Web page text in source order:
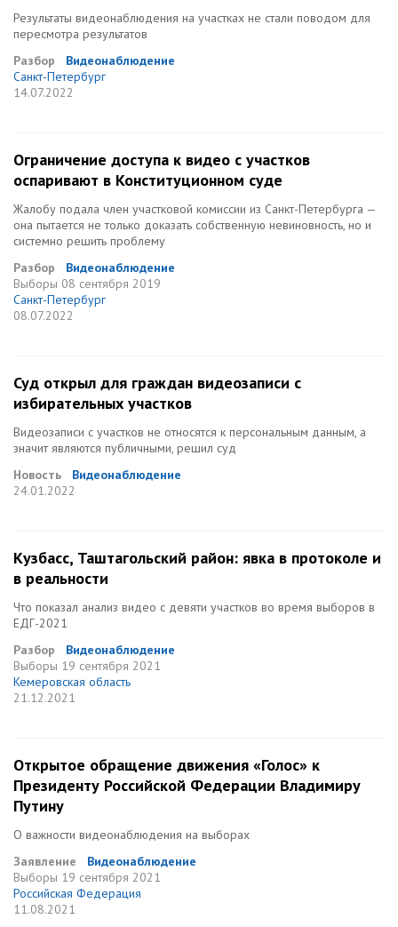
Результаты видеонаблюдения на участках не стали поводом для
пересмотра результатов
Разбор
Видеонаблюдение
Санкт-Петербург
14.07.2022
Ограничение доступа к видео с участков
оспаривают в Конституционном суде
Жалобу подала член участковой комиссии из Санкт-Петербурга —
она пытается не только доказать собственную невиновность, но и
системно решить проблему
Разбор
Видеонаблюдение
Выборы 08 сентября 2019
Санкт-Петербург
08.07.2022
Суд открыл для граждан видеозаписи с
избирательных участков
Видеозаписи с участков не относятся к персональным данным, а
значит являются публичными, решил суд
Новость
Видеонаблюдение
24.01.2022
Кузбасс, Таштагольский район: явка в протоколе и
в реальности
Что показал анализ видео с девяти участков во время выборов в
ЕДГ-2021
Разбор
Видеонаблюдение
Выборы 19 сентября 2021
Кемеровская область
21.12.2021
Открытое обращение движения «Голос» к
Президенту Российской Федерации Владимиру
Путину
О важности видеонаблюдения на выборах
Заявление
Видеонаблюдение
Выборы 19 сентября 2021
Российская Федерация
11.08.2021